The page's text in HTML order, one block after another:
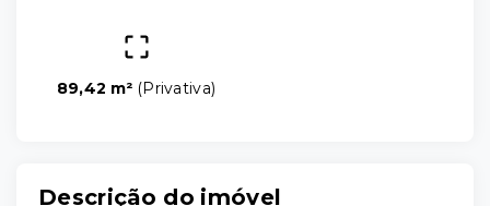
89,42 m² (Privativa)
Descrição do imóvel